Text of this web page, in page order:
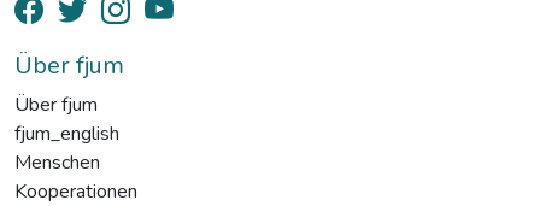
Über fjum
Über fjum
fjum_english
Menschen
Kooperationen